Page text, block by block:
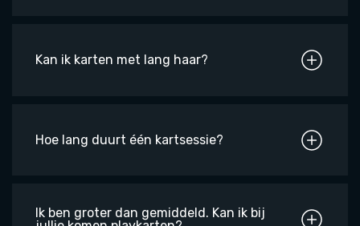
Kan ik karten met lang haar?
Hoe lang duurt één kartsessie?
Ik ben groter dan gemiddeld. Kan ik bij